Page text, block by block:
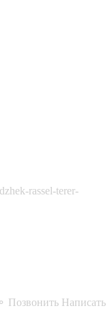
rassel-terer-
Позвонить Написать